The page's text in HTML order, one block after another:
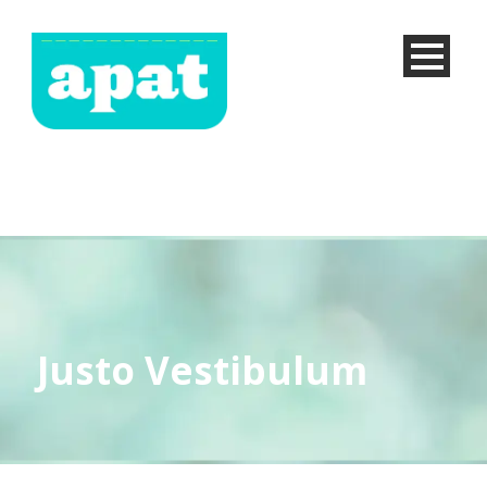
Justo Vestibulum